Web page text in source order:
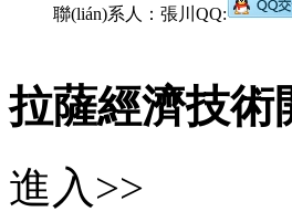
聯(lián)系人：張川QQ:
拉薩經濟技術
進入>>